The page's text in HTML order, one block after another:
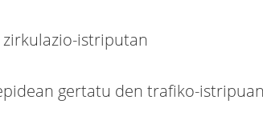
istriputan
gertatu den trafiko-istripuan